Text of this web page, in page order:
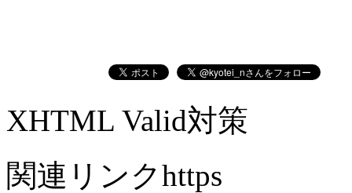
XHTML Valid対策
関連リンクhttps